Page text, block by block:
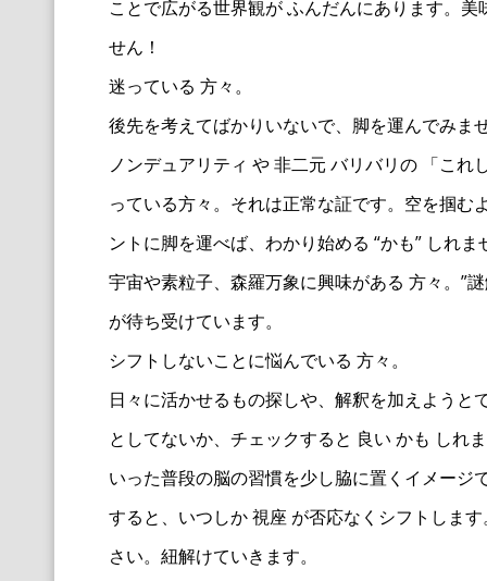
ことで広がる世界観が ふんだんにあります。
せん！
迷っている 方々。
後先を考えてばかりいないで、脚を運んでみま
ノンデュアリティ や 非二元 バリバリの 「こ
っている方々。それは正常な証です。空を掴
ントに脚を運べば、わかり始める “かも” しれま
宇宙や素粒子、森羅万象に興味がある 方々。”
が待ち受けています。
シフトしないことに悩んでいる 方々。
日々に活かせるもの探しや、解釈を加えよう
としてないか、チェックすると 良い かも しれ
いった普段の脳の習慣を少し脇に置くイメー
すると、いつしか 視座 が否応なくシフトしま
さい。紐解けていきます。